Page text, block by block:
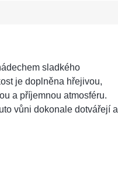
sladkého
je doplněna hřejivou,
a příjemnou atmosféru.
vůni dokonale dotvářejí a